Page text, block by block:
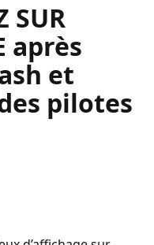
SUR
après
et
pilotes